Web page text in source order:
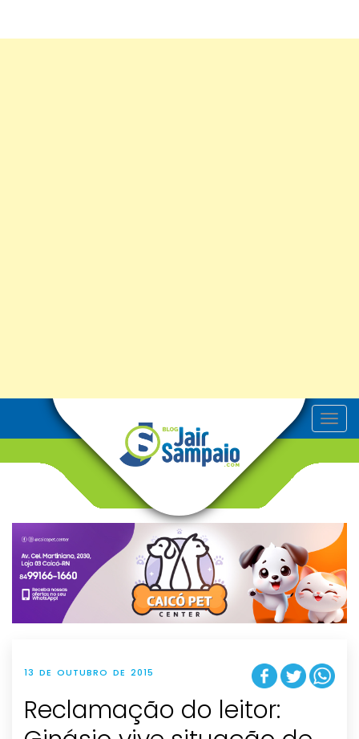
T
o
v
g
t
i
o
n
13 DE OUTUBRO DE 2015
Reclamação do leitor: